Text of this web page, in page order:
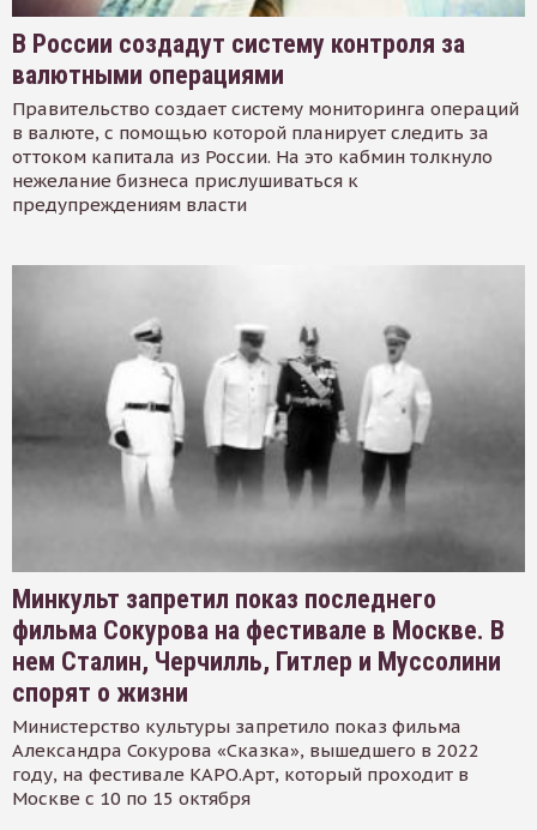
В России создадут систему контроля за
валютными операциями
Правительство создает систему мониторинга операций
в валюте, с помощью которой планирует следить за
оттоком капитала из России. На это кабмин толкнуло
нежелание бизнеса прислушиваться к
предупреждениям власти
Минкульт запретил показ последнего
фильма Сокурова на фестивале в Москве. В
нем Сталин, Черчилль, Гитлер и Муссолини
спорят о жизни
Министерство культуры запретило показ фильма
Александра Сокурова «Сказка», вышедшего в 2022
году, на фестивале КАРО.Арт, который проходит в
Москве с 10 по 15 октября